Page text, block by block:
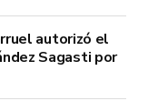
autorizó el
Sagasti por